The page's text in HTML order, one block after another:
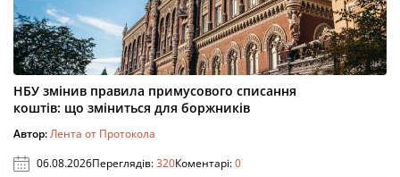
НБУ змінив правила примусового списання
коштів: що зміниться для боржників
Автор:Лента от Протокола
06.08.2026Переглядів:320Коментарі:0